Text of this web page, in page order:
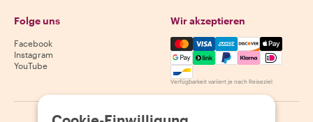
Folge uns
Facebook
Instagram
YouTube
Wir akzeptieren
Mastercard, Visa, Amex,
Verfügbarkeit variiert je nach Reiseziel